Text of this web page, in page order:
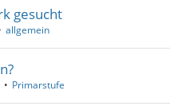
gesucht
allgemein
Primarstufe